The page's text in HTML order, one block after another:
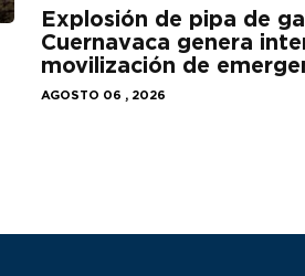
Explosión de pipa de
Cuernavaca genera
movilización de
AGOSTO 06 , 2026